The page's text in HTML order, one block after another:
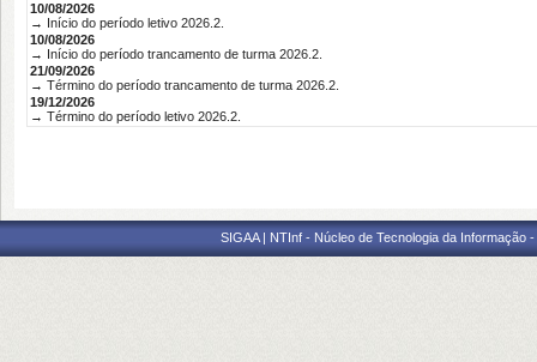
10/08/2026
→ Início do período letivo 2026.2.
10/08/2026
→ Início do período trancamento de turma 2026.2.
21/09/2026
→ Término do período trancamento de turma 2026.2.
19/12/2026
→ Término do período letivo 2026.2.
SIGAA | NTInf - Núcleo de Tecnologia da